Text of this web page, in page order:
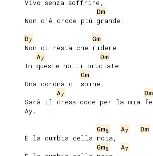
Dm
D7
Gm
A7
Dm
Gm
A7
Dm
Gm6 A7
Dm
Gm6 A7